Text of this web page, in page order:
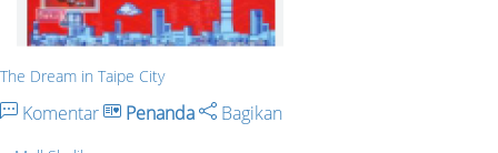
The Dream in Taipe City
Komentar Penanda Bagikan